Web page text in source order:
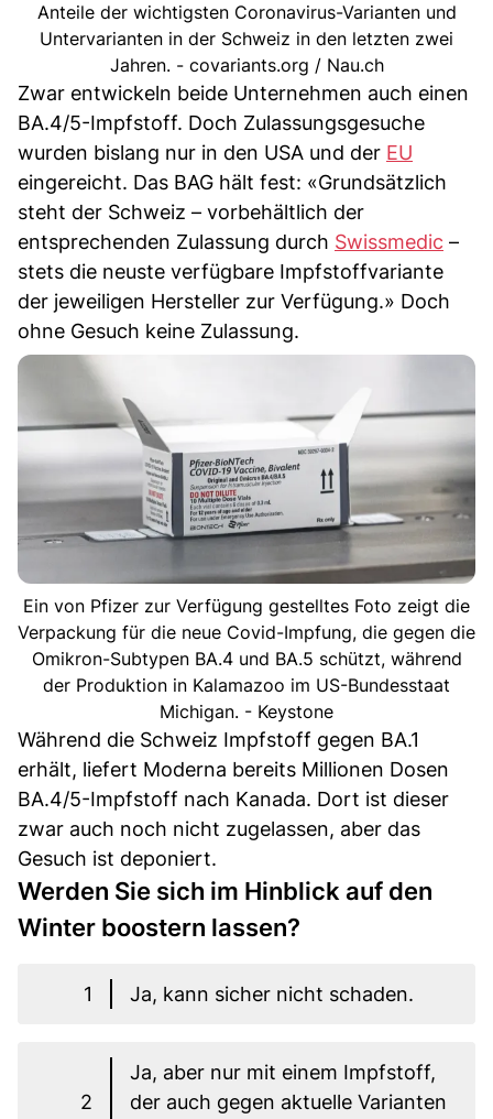
Anteile der wichtigsten Coronavirus-Varianten und
Untervarianten in der Schweiz in den letzten zwei
Jahren. - covariants.org / Nau.ch
Zwar entwickeln beide Unternehmen auch einen
BA.4/5-Impfstoff. Doch Zulassungsgesuche
wurden bislang nur in den USA und der EU
eingereicht. Das BAG hält fest: «Grundsätzlich
steht der Schweiz – vorbehältlich der
entsprechenden Zulassung durch Swissmedic –
stets die neuste verfügbare Impfstoffvariante
der jeweiligen Hersteller zur Verfügung.» Doch
ohne Gesuch keine Zulassung.
Ein von Pfizer zur Verfügung gestelltes Foto zeigt die
Verpackung für die neue Covid-Impfung, die gegen die
Omikron-Subtypen BA.4 und BA.5 schützt, während
der Produktion in Kalamazoo im US-Bundesstaat
Michigan. - Keystone
Während die Schweiz Impfstoff gegen BA.1
erhält, liefert Moderna bereits Millionen Dosen
BA.4/5-Impfstoff nach Kanada. Dort ist dieser
zwar auch noch nicht zugelassen, aber das
Gesuch ist deponiert.
Werden Sie sich im Hinblick auf den
Winter boostern lassen?
1 Ja, kann sicher nicht schaden.
2
Ja, aber nur mit einem Impfstoff,
der auch gegen aktuelle Varianten